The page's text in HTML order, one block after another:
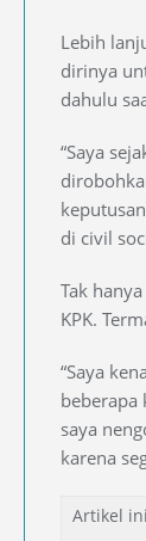
Lebih
dirinya
dahulu
“Saya
di civil
Tak
KPK.
“Saya
beberapa
saya
karena
Artikel